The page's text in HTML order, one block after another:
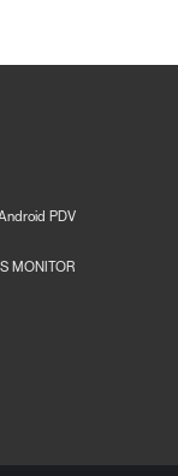
PDV
MONITOR